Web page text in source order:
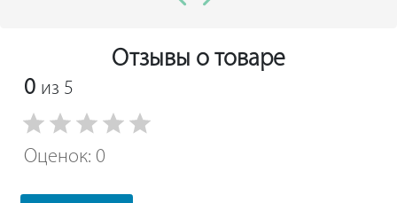
Отзывы о товаре
0 из 5
Оценок: 0